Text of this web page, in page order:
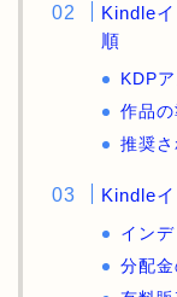
Kindle
順
KDP
作品
推奨
Kindle
イン
分配